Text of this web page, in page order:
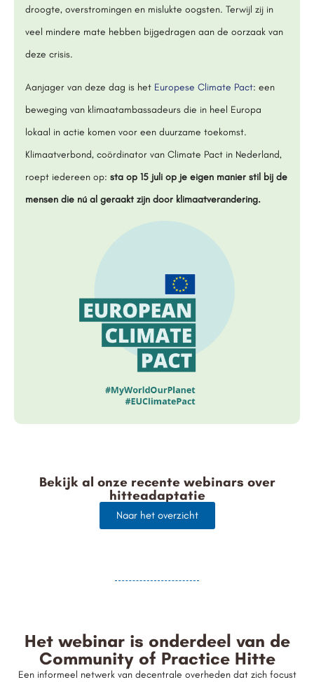
droogte, overstromingen en mislukte oogsten. Terwijl zij in
veel mindere mate hebben bijgedragen aan de oorzaak van
deze crisis.
Aanjager van deze dag is het Europese Climate Pact: een
beweging van klimaatambassadeurs die in heel Europa
lokaal in actie komen voor een duurzame toekomst.
Klimaatverbond, coördinator van Climate Pact in Nederland,
roept iedereen op:sta op 15 juli op je eigen manier stil bij de
mensen die nú al geraakt zijn door klimaatverandering.
Bekijk al onze recente webinars over
hitteadaptatie
Naar het overzicht
Het webinar is onderdeel van de
Community of Practice Hitte
Een informeel netwerk van decentrale overheden dat zich focust